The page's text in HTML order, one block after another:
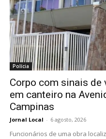
Polícia
Corpo com sinais de
em canteiro na
Campinas
Jornal Local - 6 agosto, 2026
Funcionários de uma obra